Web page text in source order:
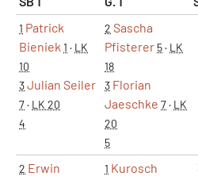
1 Patrick
Bieniek 1 · LK
10
3Julian Seiler
7· LK 20
4
2 Sascha
Pfisterer 5· LK
18
3 Florian
Jaeschke 7· LK
20
5
2 Erwin
1 Kurosch